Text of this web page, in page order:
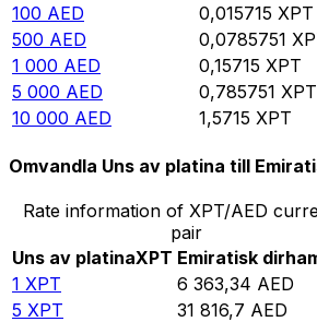
100 AED 0,015715 XPT
500 AED 0,0785751
1 000 AED 0,15715 XPT
5 000 AED 0,785751 XPT
10 000 AED 1,5715 XPT
Omvandla Uns av platina till
Rate information of XPT/AED
pair
Uns av platinaXPT Emiratisk
1 XPT 6 363,34 AED
5 XPT 31 816,7 AED